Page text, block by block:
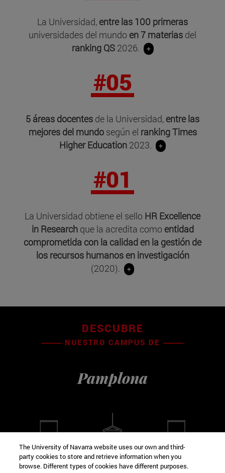
La Universidad, entre las 100 primeras
universidades del mundo en 7 materias del
ranking QS 2026. +
#05
5 áreas docentes de la Universidad, entre las
mejores del mundo según el ranking Times
Higher Education 2023. +
#01
La Universidad obtiene el sello HR Excellence
in Researchque la acredita como entidad
comprometida con la calidad en la gestión de
los recursos humanos en investigación
(2020).
+
DESCUBRE
NUESTRO CAMPUS DE
Pamplona
The University of Navarra website uses our own and third-
party cookies to store and retrieve information when you
browse. Different types of cookies have different purposes.